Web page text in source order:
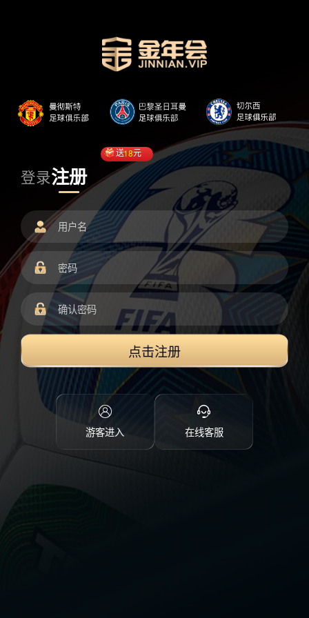
登录注册
送18元
点击注册
游客进入 在线客服